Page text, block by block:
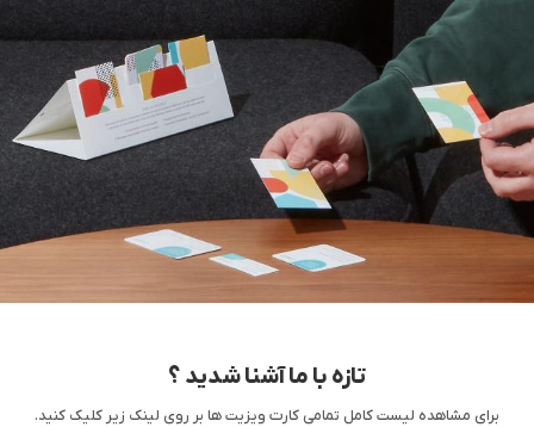
تازه با ما آشنا شدید ؟
برای مشاهده لیست کامل تمامی کارت ویزیت ها بر روی لینک زیر کلیک کنید.